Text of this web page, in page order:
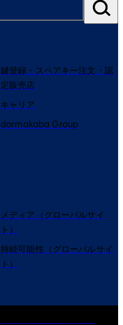
鍵登録・スペアキー注文・認
定販売店
キャリア
dormakaba Group
メディア（グローバルサイ
ト）
持続可能性（グローバルサイ
ト）